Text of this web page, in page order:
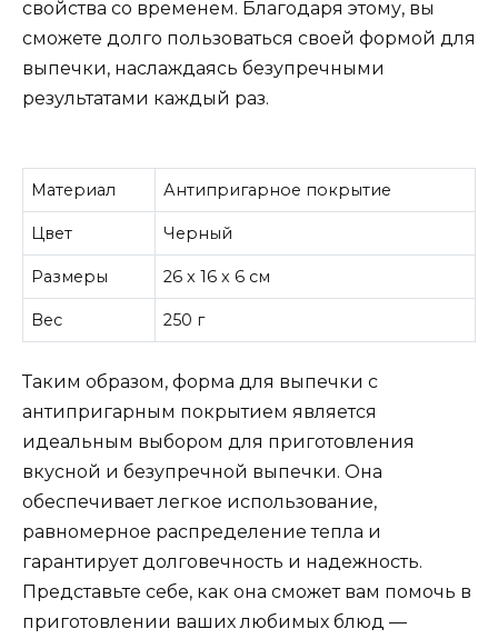
свойства со временем. Благодаря этому, вы
сможете долго пользоваться своей формой для
выпечки, наслаждаясь безупречными
результатами каждый раз.
Материал Антипригарное покрытие
Цвет Черный
Размеры 26 x 16 x 6 см
Вес 250 г
Таким образом, форма для выпечки с
антипригарным покрытием является
идеальным выбором для приготовления
вкусной и безупречной выпечки. Она
обеспечивает легкое использование,
равномерное распределение тепла и
гарантирует долговечность и надежность.
Представьте себе, как она сможет вам помочь в
приготовлении ваших любимых блюд —